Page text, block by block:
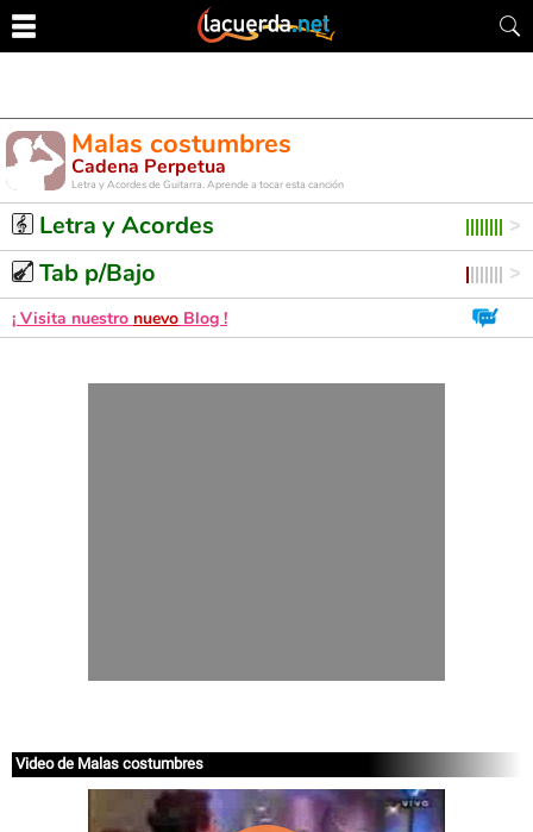
Malas costumbres
Cadena Perpetua
Letra y Acordes de Guitarra. Aprende a tocar esta canción
Letra y Acordes
Tab p/Bajo
¡ Visita nuestro nuevo Blog !
Video de Malas costumbres